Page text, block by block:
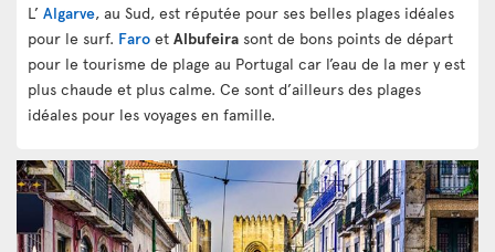
L’ Algarve, au Sud, est réputée pour ses belles plages idéales
pour le surf. Faro et Albufeira sont de bons points de départ
pour le tourisme de plage au Portugal car l’eau de la mer y est
plus chaude et plus calme. Ce sont d’ailleurs des plages
idéales pour les voyages en famille.